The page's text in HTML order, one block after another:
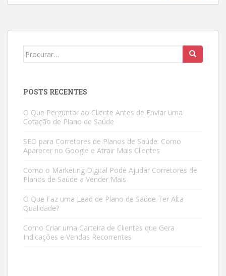
Search
POSTS RECENTES
O Que Perguntar ao Cliente Antes de Enviar uma
Cotação de Plano de Saúde
SEO para Corretores de Planos de Saúde: Como
Aparecer no Google e Atrair Mais Clientes
Como o Marketing Digital Pode Ajudar Corretores de
Planos de Saúde a Vender Mais
O Que Faz uma Lead de Plano de Saúde Ter Alta
Qualidade?
Como Criar uma Carteira de Clientes que Gera
Indicações e Vendas Recorrentes